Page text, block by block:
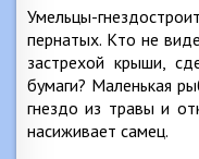
Умельцы-
пернатых. Кто не
застрехой крыши,
бумаги? Маленькая
гнездо из травы и
насиживает самец.